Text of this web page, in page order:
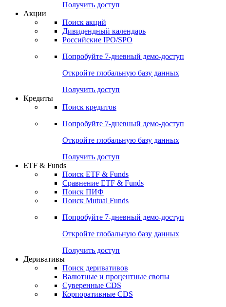
Получить доступ
Акции
Поиск акций
Дивидендный календарь
Российские IPO/SPO
Попробуйте 7-дневный демо-доступ
Откройте глобальную базу данных
Получить доступ
Кредиты
Поиск кредитов
Попробуйте 7-дневный демо-доступ
Откройте глобальную базу данных
Получить доступ
ETF & Funds
Поиск ETF & Funds
Сравнение ETF & Funds
Поиск ПИФ
Поиск Mutual Funds
Попробуйте 7-дневный демо-доступ
Откройте глобальную базу данных
Получить доступ
Деривативы
Поиск деривативов
Валютные и процентные свопы
Суверенные CDS
Корпоративные CDS